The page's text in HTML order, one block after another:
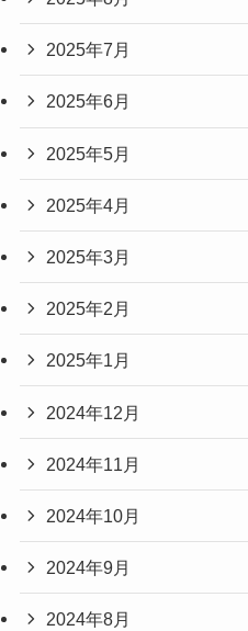
2025年7月
2025年6月
2025年5月
2025年4月
2025年3月
2025年2月
2025年1月
2024年12月
2024年11月
2024年10月
2024年9月
2024年8月